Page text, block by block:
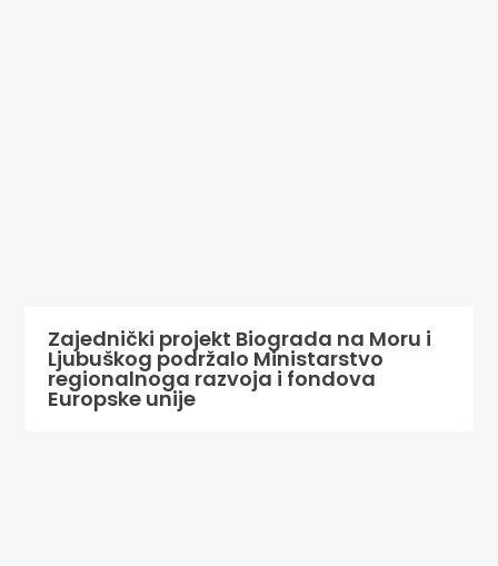
Zajednički projekt Biograda na Moru i
Ljubuškog podržalo Ministarstvo
regionalnoga razvoja i fondova
Europske unije